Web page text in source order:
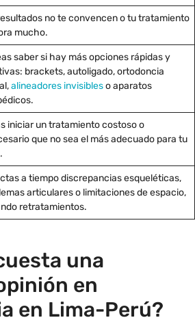
no te convencen o tu tratamiento
mucho.
saber si hay más opciones rápidas y
brackets, autoligado, ortodoncia
alineadores invisibleso aparatos
iniciar un tratamiento costoso o
que no sea el más adecuado para tu
a tiempo discrepancias esqueléticas,
articulares o limitaciones de espacio,
retratamientos.
una
en
en Lima-Perú?